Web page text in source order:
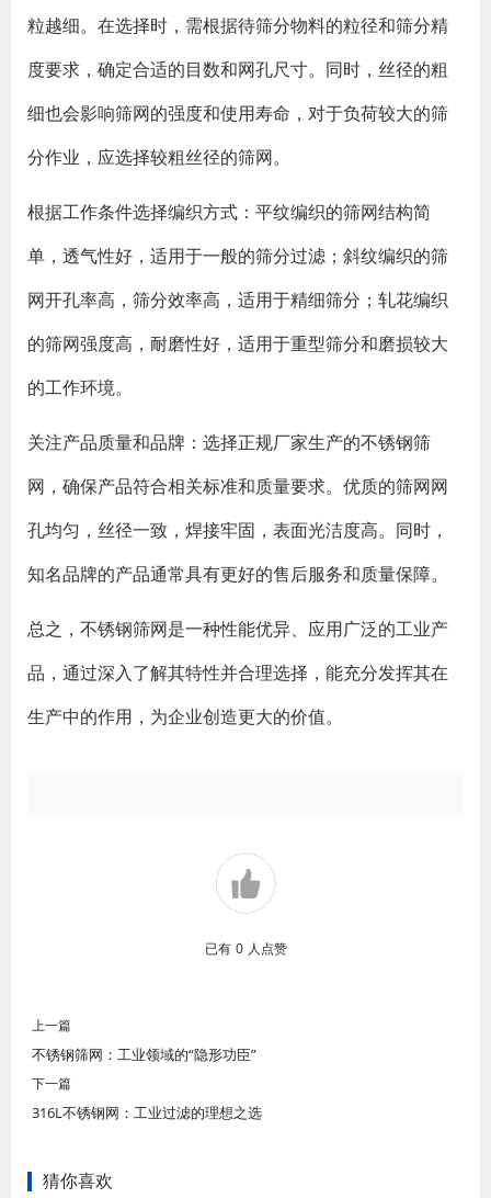
粒越细。在选择时，需根据待筛分物料的粒径和筛分精
度要求，确定合适的目数和网孔尺寸。同时，丝径的粗
细也会影响筛网的强度和使用寿命，对于负荷较大的筛
分作业，应选择较粗丝径的筛网。
根据工作条件选择编织方式 ‌：平纹编织的筛网结构简
单，透气性好，适用于一般的筛分过滤；斜纹编织的筛
网开孔率高，筛分效率高，适用于精细筛分；轧花编织
的筛网强度高，耐磨性好，适用于重型筛分和磨损较大
的工作环境。
关注产品质量和品牌 ‌：选择正规厂家生产的不锈钢筛
网，确保产品符合相关标准和质量要求。优质的筛网网
孔均匀，丝径一致，焊接牢固，表面光洁度高。同时，
知名品牌的产品通常具有更好的售后服务和质量保障。
总之，不锈钢筛网是一种性能优异、应用广泛的工业产
品，通过深入了解其特性并合理选择，能充分发挥其在
生产中的作用，为企业创造更大的价值。
已有 0 人点赞
上一篇
不锈钢筛网：工业领域的“隐形功臣”
下一篇
316L不锈钢网：工业过滤的理想之选
猜你喜欢